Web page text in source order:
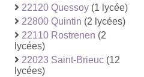
22120 Quessoy (1 lycée)
22800 Quintin (2 lycées)
22110 Rostrenen (2
lycées)
22023 Saint-Brieuc (12
lycées)